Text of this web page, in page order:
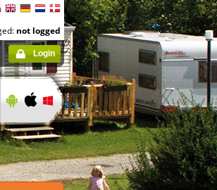
not logged
Login